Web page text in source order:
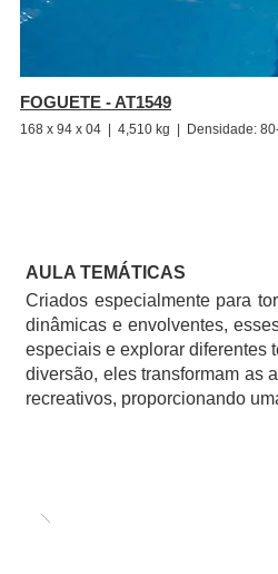
FOGUETE - AT1549
168 x 94 x 04 | 4,510 kg | Densidade:
AULA TEMÁTICAS
Criados especialmente para
dinâmicas e envolventes,
especiais e explorar diferentes
diversão, eles transformam as
recreativos, proporcionando